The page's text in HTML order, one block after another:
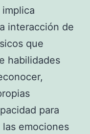
interacción de
que
habilidades
para
emociones